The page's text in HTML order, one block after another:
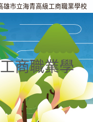
雄市立海青高級工商職業學校
商職業學